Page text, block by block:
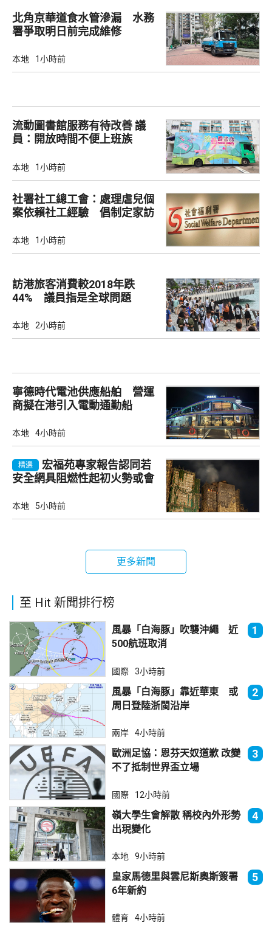
北角京華道食水管滲漏 水務
署爭取明日前完成維修
本地 1小時前
流動圖書館服務有待改善 議
員：開放時間不便上班族
本地 1小時前
社署社工總工會：處理虐兒個
案依賴社工經驗 倡制定家訪
本地 1小時前
訪港旅客消費較2018年跌
44% 議員指是全球問題
本地 2小時前
寧德時代電池供應船舶 營運
商擬在港引入電動通勤船
本地 4小時前
精選
宏福苑專家報告認同若
安全網具阻燃性起初火勢或會
本地 5小時前
更多新聞
至 Hit 新聞排行榜
風暴「白海豚」吹襲沖繩 近
500航班取消
1
國際 3小時前
風暴「白海豚」靠近華東 或
周日登陸浙閩沿岸
2
兩岸 4小時前
歐洲足協：恩芬天奴道歉 改變
不了抵制世界盃立場
3
國際 12小時前
嶺大學生會解散 稱校內外形勢
出現變化
4
本地 9小時前
皇家馬德里與雲尼斯奧斯簽署
6年新約
5
體育 4小時前